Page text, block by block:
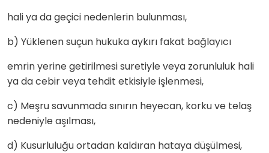
hali ya da geçici nedenlerin bulunması,
b) Yüklenen suçun hukuka aykırı fakat bağlayıcı
emrin yerine getirilmesi suretiyle veya zorunluluk hali
ya da cebir veya tehdit etkisiyle işlenmesi,
c) Meşru savunmada sınırın heyecan, korku ve telaş
nedeniyle aşılması,
d) Kusurluluğu ortadan kaldıran hataya düşülmesi,